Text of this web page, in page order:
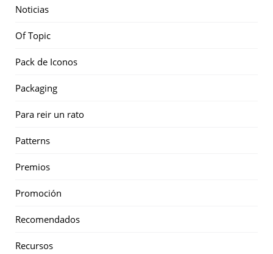
Noticias
Of Topic
Pack de Iconos
Packaging
Para reir un rato
Patterns
Premios
Promoción
Recomendados
Recursos